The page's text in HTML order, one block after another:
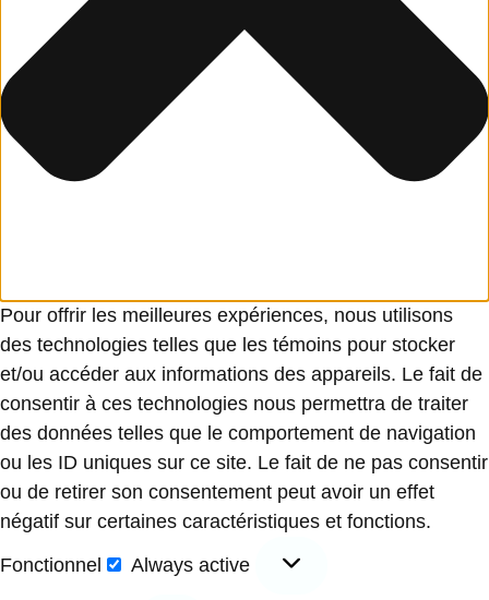
Pour offrir les meilleures expériences, nous utilisons
des technologies telles que les témoins pour stocker
et/ou accéder aux informations des appareils. Le fait de
consentir à ces technologies nous permettra de traiter
des données telles que le comportement de navigation
ou les ID uniques sur ce site. Le fait de ne pas consentir
ou de retirer son consentement peut avoir un effet
négatif sur certaines caractéristiques et fonctions.
Fonctionnel
Always active